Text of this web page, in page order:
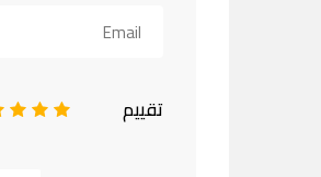
تقييم 5
4
3